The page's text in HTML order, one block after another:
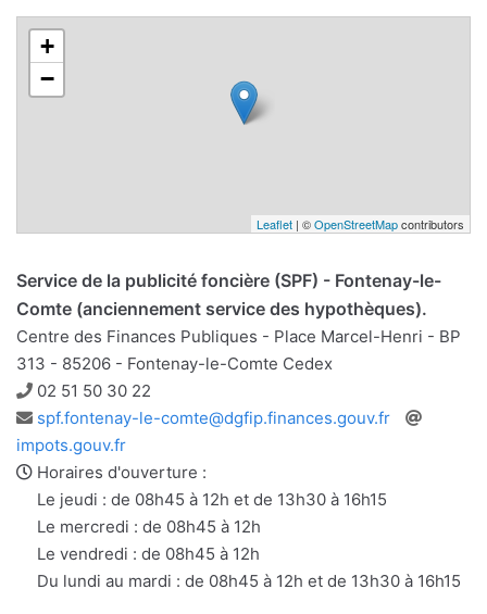
+
−
Leaflet | ©OpenStreetMapcontributors
Service de la publicité foncière (SPF) - Fontenay-le-
Comte (anciennement service des hypothèques).
Centre des Finances Publiques - Place Marcel-Henri - BP
313 - 85206 - Fontenay-le-Comte Cedex
Téléphone
02 51 50 30 22
Adresse
e-
mail
spf.fontenay-le-comte@dgfip.finances.gouv.fr
impots.gouv.fr
Horaires d'ouverture :
Le jeudi : de 08h45 à 12h et de 13h30 à 16h15
Le mercredi : de 08h45 à 12h
Le vendredi : de 08h45 à 12h
Du lundi au mardi : de 08h45 à 12h et de 13h30 à 16h15